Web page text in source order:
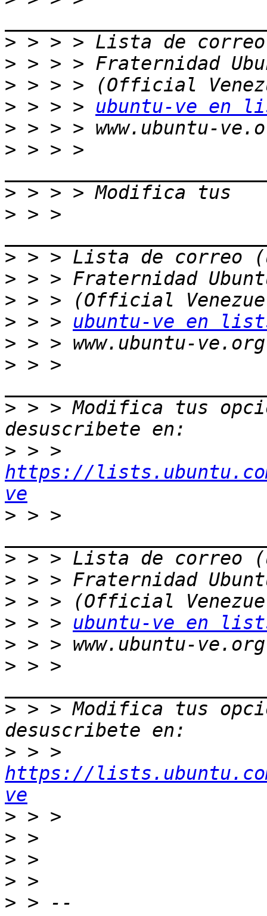
>
>
>
> > > > ubuntu-ve en
>
> > > >
>
> > >
>
>
>
> > > ubuntu-ve en
>
> > >
> > > Modifica tus
>
https://
ve
> > >
>
>
>
> > > ubuntu-ve en
>
> > >
> > > Modifica tus
>
https://
ve
>
>
>
>
>